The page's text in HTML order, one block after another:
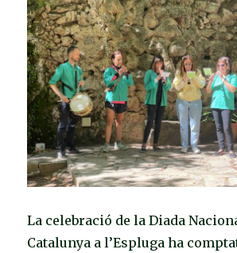
La celebració de la Diada
Catalunya a l’Espluga ha